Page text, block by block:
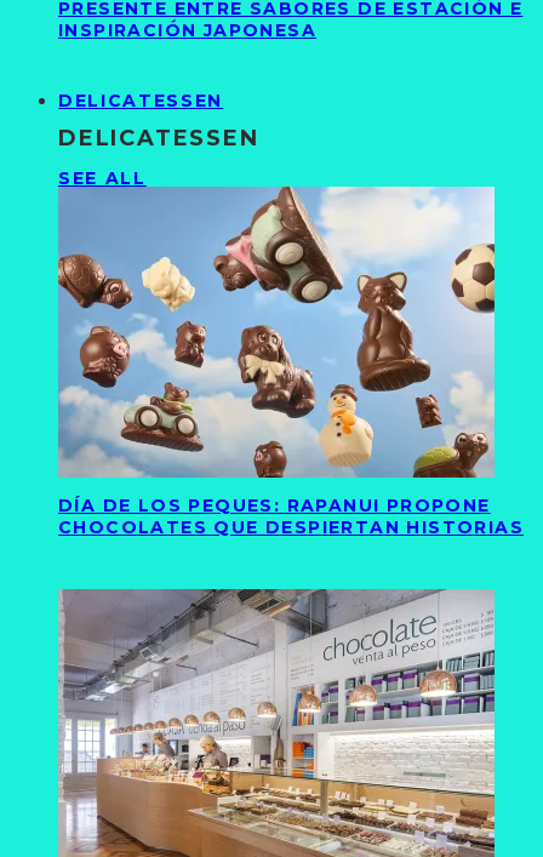
PRESENTE ENTRE SABORES DE ESTACIÓN E
INSPIRACIÓN JAPONESA
DELICATESSEN
DELICATESSEN
SEE ALL
DÍA DE LOS PEQUES: RAPANUI PROPONE
CHOCOLATES QUE DESPIERTAN HISTORIAS